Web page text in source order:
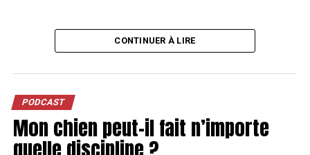
CONTINUER À LIRE
PODCAST
Mon chien peut-il fait n’importe